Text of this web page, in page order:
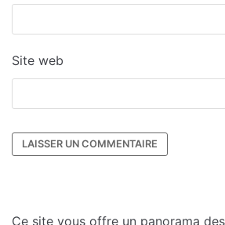
Site web
Ce site vous offre un panorama